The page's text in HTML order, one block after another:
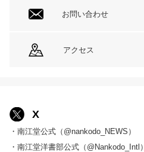
お問い合わせ
アクセス
X
・南江堂公式（@nankodo_NEWS）
・南江堂洋書部公式（@Nankodo_Intl）